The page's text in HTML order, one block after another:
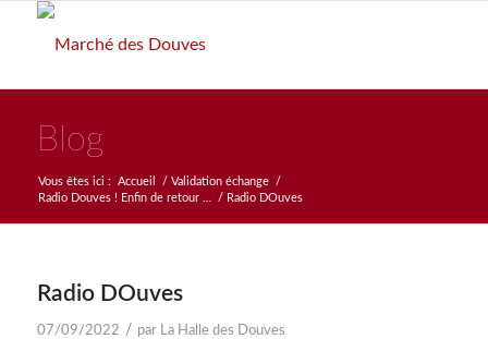
Blog
Vous êtes ici : Accueil / Validation échange
/
Radio Douves ! Enfin de retour …
/ Radio DOuves
Radio DOuves
07/09/2022 / par La Halle des Douves